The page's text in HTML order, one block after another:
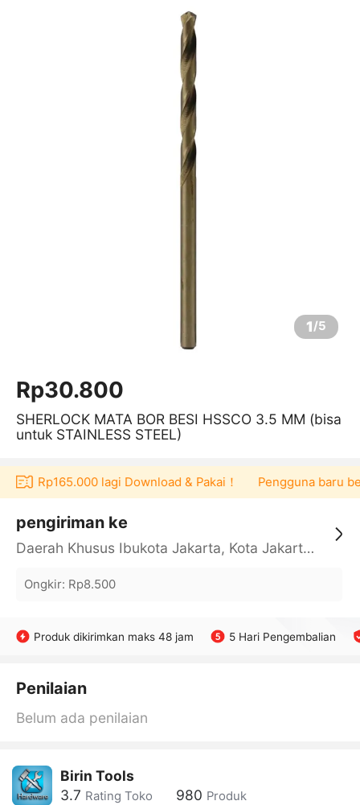
1/5
Rp30.800
SHERLOCK MATA BOR BESI HSSCO 3.5 MM (bisa
untuk STAINLESS STEEL)
Rp165.000 lagi Download & Pakai！ Pengguna baru
pengiriman ke
Daerah Khusus Ibukota Jakarta, Kota Jakarta Barat, Cengkareng, yy
Ongkir: Rp8.500
Produk dikirimkan maks 48 jam 5 Hari Pengembalian
Penilaian
Belum ada penilaian
Birin Tools
3.7 Rating Toko 980 Produk